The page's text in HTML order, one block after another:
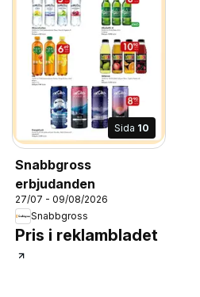
Sida 10
Snabbgross
erbjudanden
27/07 - 09/08/2026
Snabbgross
Pris i reklambladet